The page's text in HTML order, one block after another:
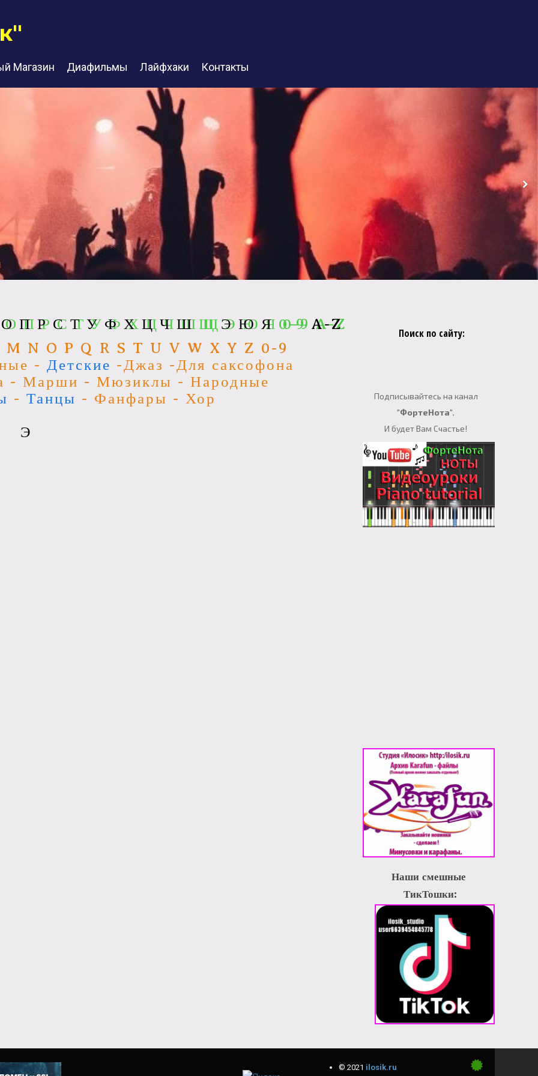
Магазин Диафильмы Лайфхаки Контакты
Поиск по сайту:
Подписывайтесь на канал
"ФортеНота".
И будет Вам Счастье!
Наши смешные
ТикТошки:
О П Р С Т У Ф Х Ц Ч ШЩ Э Ю Я0-9 A-Z
N O P Q R S T U V W X Y Z 0-9
- Детские -Джаз -Для саксофона
- Марши - Мюзиклы - Народные
- Танцы - Фанфары - Хор
П Р С Т У Ф Х Ц Ч Ш Щ Э Ю Я 0-9 A-Z
Э
© 2021 ilosik.ru